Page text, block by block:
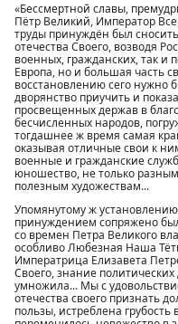
«Бессмертной славы,
Пётр Великий, Император
труды принуждён был
отечества Своего, возводя
военных, гражданских, так и
Европа, но и большая часть
восстановлению сего нужно
дворянство приучить и
просвещенных держав в
бесчисленных народов,
тогдашнее ж время самая
оказывая отличные свои к
военные и гражданские
юношество, не только
полезным художествам...
Упомянутому ж
принуждением сопряжено
со времен Петра Великого
особливо Любезная Наша
Императрица Елизавета
Своего, знание
умножила... Мы с
отечества своего признать
пользы, истреблена